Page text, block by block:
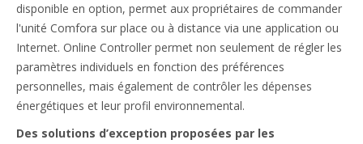
disponible en option, permet aux propriétaires de commander
l'unité Comfora sur place ou à distance via une application ou
Internet. Online Controller permet non seulement de régler les
paramètres individuels en fonction des préférences
personnelles, mais également de contrôler les dépenses
énergétiques et leur profil environnemental.
Des solutions d’exception proposées par les